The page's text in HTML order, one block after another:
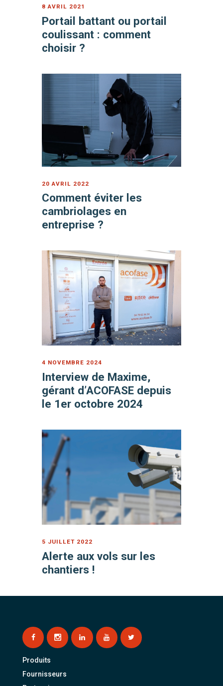
8 AVRIL 2021
Portail battant ou portail
coulissant : comment
choisir ?
20 AVRIL 2022
Comment éviter les
cambriolages en
entreprise ?
4 NOVEMBRE 2024
Interview de Maxime,
gérant d’ACOFASE depuis
le 1er octobre 2024
5 JUILLET 2022
Alerte aux vols sur les
chantiers !
Produits
Fournisseurs